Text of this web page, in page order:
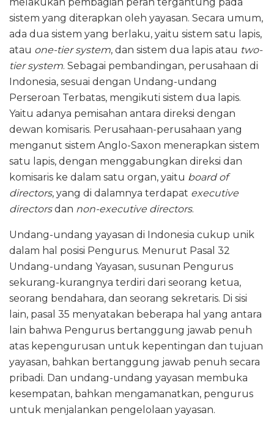
melakukan pembagian peran tergantung pada
sistem yang diterapkan oleh yayasan. Secara umum,
ada dua sistem yang berlaku, yaitu sistem satu lapis,
atau one-tier system, dan sistem dua lapis atau two-
tier system. Sebagai pembandingan, perusahaan di
Indonesia, sesuai dengan Undang-undang
Perseroan Terbatas, mengikuti sistem dua lapis.
Yaitu adanya pemisahan antara direksi dengan
dewan komisaris. Perusahaan-perusahaan yang
menganut sistem Anglo-Saxon menerapkan sistem
satu lapis, dengan menggabungkan direksi dan
komisaris ke dalam satu organ, yaitu board of
directors, yang di dalamnya terdapat executive
directorsdan non-executive directors.
Undang-undang yayasan di Indonesia cukup unik
dalam hal posisi Pengurus. Menurut Pasal 32
Undang-undang Yayasan, susunan Pengurus
sekurang-kurangnya terdiri dari seorang ketua,
seorang bendahara, dan seorang sekretaris. Di sisi
lain, pasal 35 menyatakan beberapa hal yang antara
lain bahwa Pengurus bertanggung jawab penuh
atas kepengurusan untuk kepentingan dan tujuan
yayasan, bahkan bertanggung jawab penuh secara
pribadi. Dan undang-undang yayasan membuka
kesempatan, bahkan mengamanatkan, pengurus
untuk menjalankan pengelolaan yayasan.